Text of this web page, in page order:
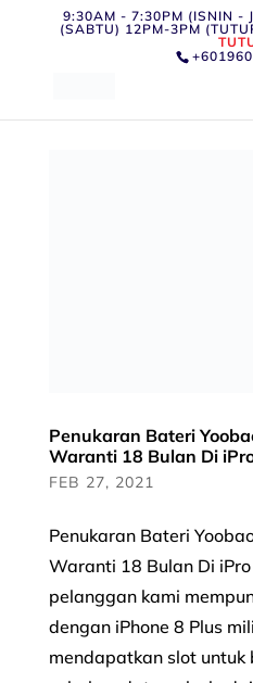
9:30AM - 7:30PM (ISNIN -
(SABTU) 12PM-3PM
Penukaran Bateri
Waranti 18 Bulan Di
FEB 27, 2021
Penukaran Bateri
Waranti 18 Bulan Di
pelanggan kami
dengan iPhone 8 Plus
mendapatkan slot